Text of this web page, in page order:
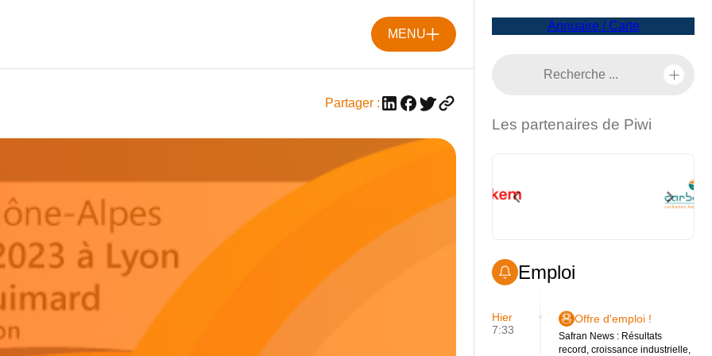
MENU
Partager :
Annuaire / Carte
Les partenaires de Piwi
Emploi
Hier
7:33
Offre d'emploi !
Safran News : Résultats
record, croissance industrielle,